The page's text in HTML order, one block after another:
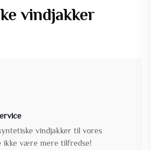
vindjakker
vindjakker til vores
ikke være mere tilfredse!